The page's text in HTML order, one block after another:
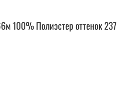
100% Полиэстер оттенок 237